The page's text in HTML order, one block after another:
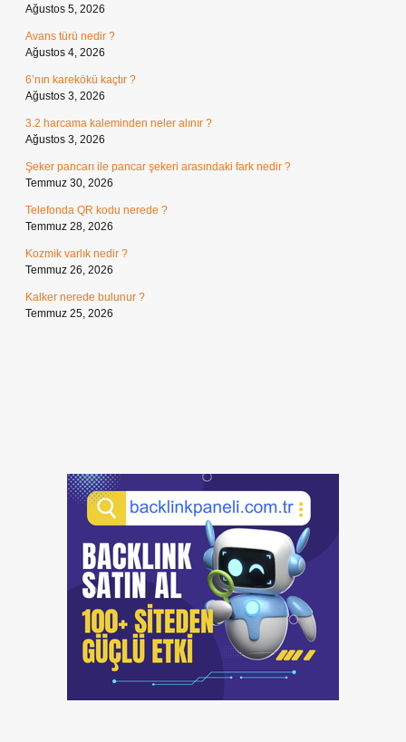
Ağustos 5, 2026
Avans türü nedir ?
Ağustos 4, 2026
6’nın karekökü kaçtır ?
Ağustos 3, 2026
3.2 harcama kaleminden neler alınır ?
Ağustos 3, 2026
Şeker pancarı ile pancar şekeri arasındaki fark nedir ?
Temmuz 30, 2026
Telefonda QR kodu nerede ?
Temmuz 28, 2026
Kozmik varlık nedir ?
Temmuz 26, 2026
Kalker nerede bulunur ?
Temmuz 25, 2026